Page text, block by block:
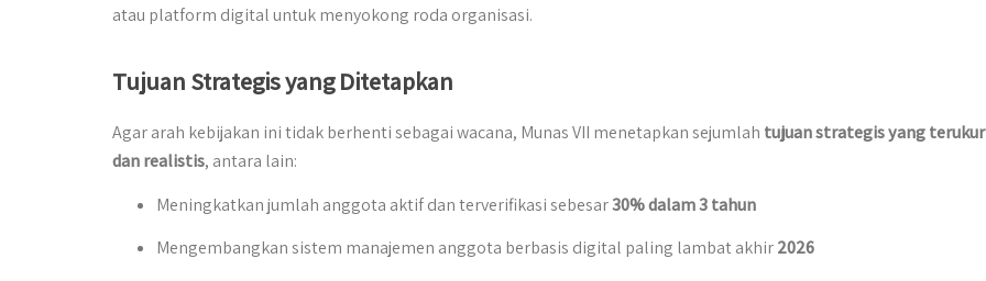
atau platform digital untuk menyokong roda organisasi.
Tujuan Strategis yang Ditetapkan
Agar arah kebijakan ini tidak berhenti sebagai wacana, Munas VII menetapkan sejumlah tujuan strategis yang terukur
dan realistis, antara lain:
Meningkatkan jumlah anggota aktif dan terverifikasi sebesar30% dalam 3 tahun
Mengembangkan sistem manajemen anggota berbasis digital paling lambat akhir2026